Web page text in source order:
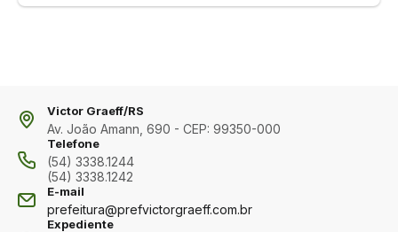
Victor Graeff/RS
Av. João Amann, 690 - CEP: 99350-000
Telefone
(54) 3338.1244
(54) 3338.1242
E-mail
prefeitura@prefvictorgraeff.com.br
Expediente